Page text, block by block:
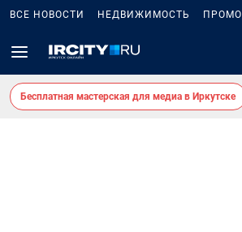
ВСЕ НОВОСТИ НЕДВИЖИМОСТЬ
Бесплатная мастерская для медиа в Иркутске